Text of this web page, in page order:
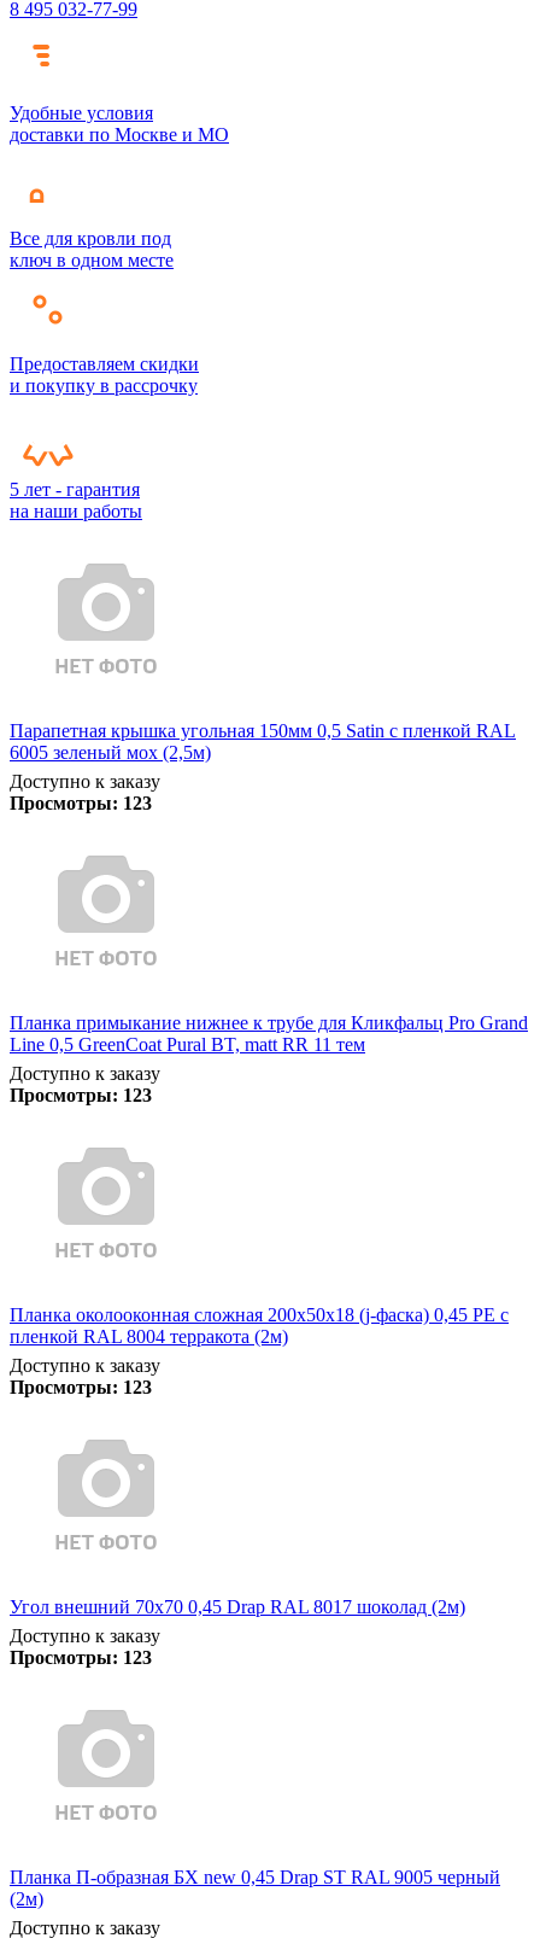
8 495 032-77-99
Удобные условия
доставки по Москве и МО
Все для кровли под
ключ в одном месте
Предоставляем скидки
и покупку в рассрочку
5 лет - гарантия
на наши работы
Парапетная крышка угольная 150мм 0,5 Satin с пленкой RAL
6005 зеленый мох (2,5м)
Доступно к заказу
Просмотры: 123
Планка примыкание нижнее к трубе для Кликфальц Pro Grand
Line 0,5 GreenCoat Pural BT, matt RR 11 тем
Доступно к заказу
Просмотры: 123
Планка околооконная сложная 200х50х18 (j-фаска) 0,45 PE с
пленкой RAL 8004 терракота (2м)
Доступно к заказу
Просмотры: 123
Угол внешний 70х70 0,45 Drap RAL 8017 шоколад (2м)
Доступно к заказу
Просмотры: 123
Планка П-образная БХ new 0,45 Drap ST RAL 9005 черный
(2м)
Доступно к заказу